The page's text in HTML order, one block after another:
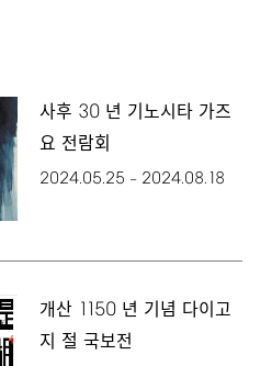
사후 30년 기노시타 가즈
요 전람회
2024.05.25 – 2024.08.18
개산 1150년 기념 다이고
지 절 국보전